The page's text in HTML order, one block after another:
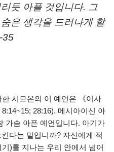
듯 아플 것입니다. 그
은 생각을 드러나게 할
35
한 시므온의 이 예언은 《이사
28:16). 메시아이신 아
가슴 아픈 예언입니다. 아기가
다는 말입니까? 자신에게 적
)를 지나는 우리 안에서 넘어